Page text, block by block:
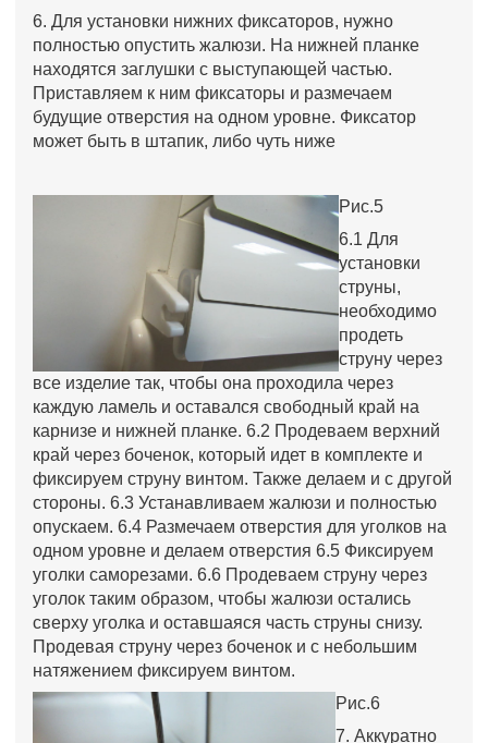
6. Для установки нижних фиксаторов, нужно
полностью опустить жалюзи. На нижней планке
находятся заглушки с выступающей частью.
Приставляем к ним фиксаторы и размечаем
будущие отверстия на одном уровне. Фиксатор
может быть в штапик, либо чуть ниже
Рис.5
6.1 Для
установки
струны,
необходимо
продеть
струну через
все изделие так, чтобы она проходила через
каждую ламель и оставался свободный край на
карнизе и нижней планке. 6.2 Продеваем верхний
край через боченок, который идет в комплекте и
фиксируем струну винтом. Также делаем и с другой
стороны. 6.3 Устанавливаем жалюзи и полностью
опускаем. 6.4 Размечаем отверстия для уголков на
одном уровне и делаем отверстия 6.5 Фиксируем
уголки саморезами. 6.6 Продеваем струну через
уголок таким образом, чтобы жалюзи остались
сверху уголка и оставшаяся часть струны снизу.
Продевая струну через боченок и с небольшим
натяжением фиксируем винтом.
Рис.6
7. Аккуратно